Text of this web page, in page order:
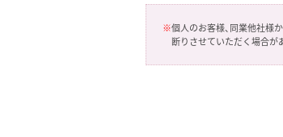
※個人のお客様、同業他社様
断りさせていただく場合が